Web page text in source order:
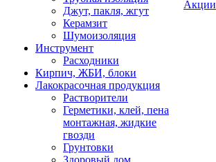
Джут, пакля, жгут
Керамзит
Шумоизоляция
Инструмент
Расходники
Кирпич, ЖБИ, блоки
Лакокрасочная продукция
Растворители
Герметики, клей, пена
монтажная, жидкие
гвозди
Грунтовки
Здоровый дом
Акции